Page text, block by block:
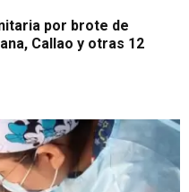
por brote de
Callao y otras 12